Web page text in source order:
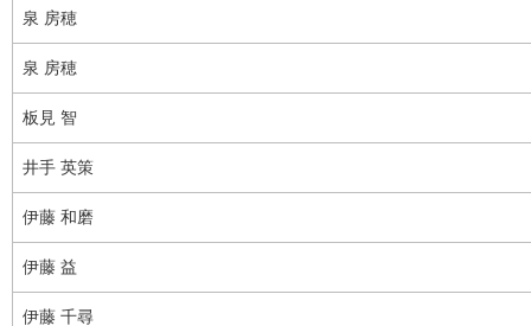
泉 房穂
泉 房穂
板見 智
井手 英策
伊藤 和磨
伊藤 益
伊藤 千尋